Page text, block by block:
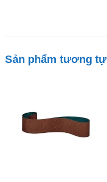
Sản phẩm tương tự